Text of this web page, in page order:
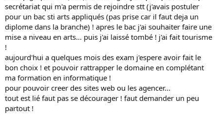
secrétariat qui m'a permis de rejoindre stt (j'avais postuler
pour un bac sti arts appliqués (pas prise car il faut deja un
diplome dans la branche) ! apres le bac j'ai souhaiter faire une
mise a niveau en arts... puis j'ai laissé tombé ! j'ai fait tourisme
!
aujourd'hui a quelques mois des exam j'espere avoir fait le
bon choix ! et pouvoir rattrapper le domaine en complétant
ma formation en informatique !
pour pouvoir creer des sites web ou les agencer...
tout est lié faut pas se décourager ! faut demander un peu
partout !